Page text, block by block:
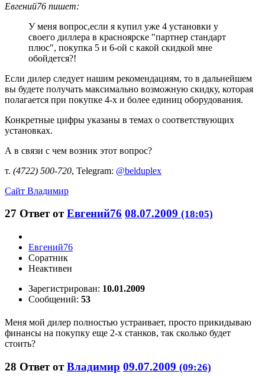
Евгений76 пишет:
У меня вопрос,если я купил уже 4 установки у
своего диллера в красноярске "партнер стандарт
плюс", покупка 5 и 6-ой с какой скидкой мне
обойдется?!
Если дилер следует нашим рекомендациям, то в дальнейшем
вы будете получать максимально возможную скидку, которая
полагается при покупке 4-х и более единиц оборудования.
Конкретные цифры указаны в темах о соответствующих
установках.
А в связи с чем возник этот вопрос?
т. (4722) 500-720, Telegram: @belduplex
Сайт Владимир
27 Ответ отЕвгений76 08.07.2009 (18:05)
Евгений76
Соратник
Неактивен
Зарегистрирован: 10.01.2009
Сообщений: 53
Меня мой дилер полностью устраивает, просто прикидываю
финансы на покупку еще 2-х станков, так сколько будет
стоить?
28 Ответ отВладимир 09.07.2009 (09:26)